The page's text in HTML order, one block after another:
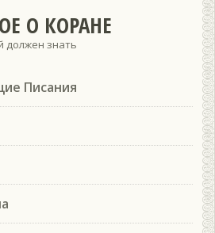
О КОРАНЕ
должен знать
Писания